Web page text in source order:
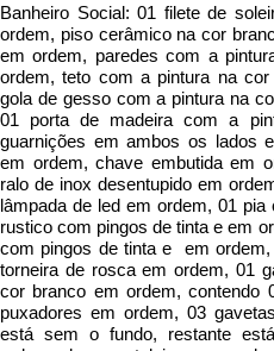
Banheiro Social: 01 filete de
ordem, piso cerâmico na cor
em ordem, paredes com a
ordem, teto com a pintura na
gola de gesso com a pintura na
01 porta de madeira com a
guarnições em ambos os lados
em ordem, chave embutida em
ralo de inox desentupido em
lâmpada de led em ordem, 01
rustico com pingos de tinta e em
com pingos de tinta e em ordem,
torneira de rosca em ordem, 01
cor branco em ordem, contendo
puxadores em ordem, 03
está sem o fundo, restante